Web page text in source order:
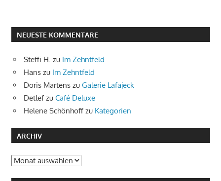
NEUESTE KOMMENTARE
Steffi H. zu Im Zehntfeld
Hans zu Im Zehntfeld
Doris Martens zu Galerie Lafajeck
Detlefzu Café Deluxe
Helene Schönhoff zu Kategorien
ARCHIV
Archiv